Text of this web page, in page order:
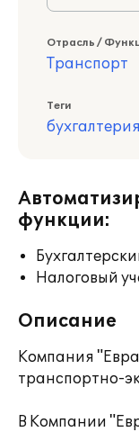
Отрасль /
Транспорт
Теги
бухгалтерия
функции:
Налоговый
Описание
Компания
транспортно-
В Компании